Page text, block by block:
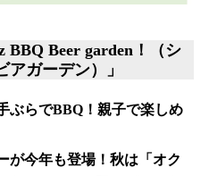
Beer garden！（シ
ガーデン）」
ぶらでBBQ！親子で楽しめ
が今年も登場！秋は「オク